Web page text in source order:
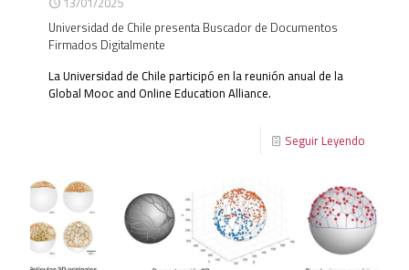
Universidad de Chile presenta Buscador de Documentos
Firmados Digitalmente
La Universidad de Chile participó en la reunión anual de la
Global Mooc and Online Education Alliance.
Seguir Leyendo